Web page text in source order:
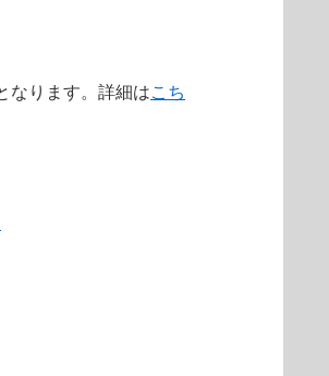
なります。詳細はこち